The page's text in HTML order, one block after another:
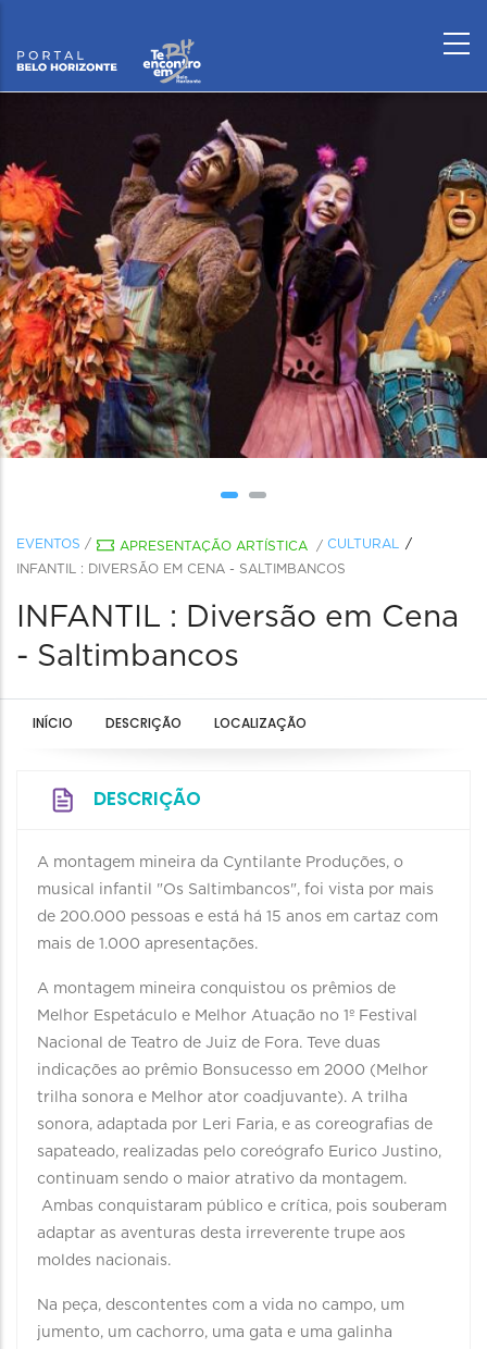
EVENTOS / APRESENTAÇÃO ARTÍSTICA / CULTURAL
INFANTIL : DIVERSÃO EM CENA - SALTIMBANCOS
INFANTIL : Diversão em Cena
- Saltimbancos
INÍCIO DESCRIÇÃO LOCALIZAÇÃO
DESCRIÇÃO
A montagem mineira da Cyntilante Produções, o
musical infantil "Os Saltimbancos", foi vista por mais
de 200.000 pessoas e está há 15 anos em cartaz com
mais de 1.000 apresentações.
A montagem mineira conquistou os prêmios de
Melhor Espetáculo e Melhor Atuação no 1º Festival
Nacional de Teatro de Juiz de Fora. Teve duas
indicações ao prêmio Bonsucesso em 2000 (Melhor
trilha sonora e Melhor ator coadjuvante). A trilha
sonora, adaptada por Leri Faria, e as coreografias de
sapateado, realizadas pelo coreógrafo Eurico Justino,
continuam sendo o maior atrativo da montagem.
Ambas conquistaram público e crítica, pois souberam
adaptar as aventuras desta irreverente trupe aos
moldes nacionais.
Na peça, descontentes com a vida no campo, um
jumento, um cachorro, uma gata e uma galinha